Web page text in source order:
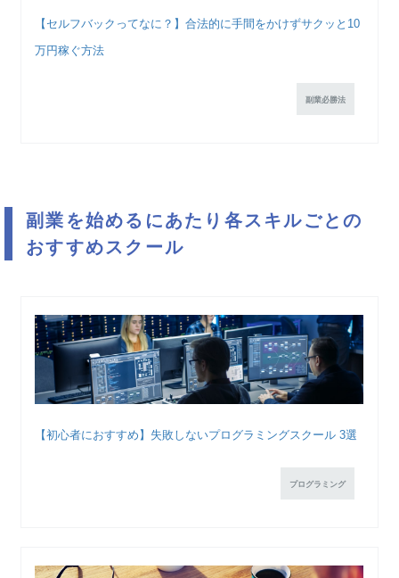
【セルフバックってなに？】合法的に手間をかけずサクッと10
万円稼ぐ方法
副業必勝法
副業を始めるにあたり各スキルごとの
おすすめスクール
【初心者におすすめ】失敗しないプログラミングスクール 3選
プログラミング